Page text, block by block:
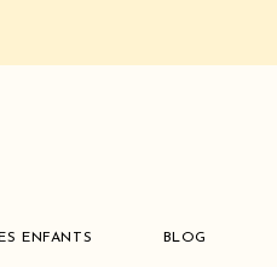
ENFANTS BLOG